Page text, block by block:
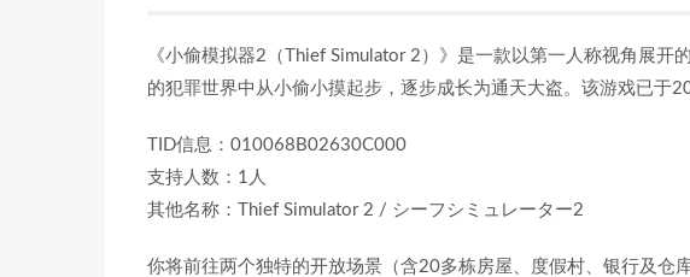
《小偷模拟器2（Thief Simulator 2）》是一款以第一人称视角展开
的犯罪世界中从小偷小摸起步，逐步成长为通天大盗。该游戏已于
TID信息：010068B02630C000
支持人数：1人
其他名称：Thief Simulator 2 / シーフシミュレーター2
你将前往两个独特的开放场景（含20多栋房屋、度假村、银行及仓